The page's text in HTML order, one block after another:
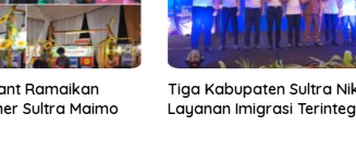
Ramaikan
Sultra Maimo
Tiga Kabupaten Sultra
Layanan Imigrasi